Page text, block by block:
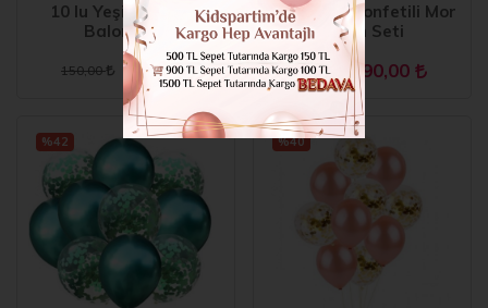
10 lu Yeşil Konfetili
Balon Seti
150,00 90,00
10 lu Yeşil Konfetili Mor
Balon Seti
144,00 90,00
%42 %40